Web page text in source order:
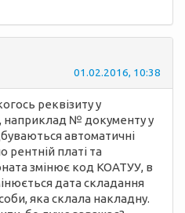
01.02.2016, 10:38
реквізиту у
наприклад № документу у
автоматичні
рентній платі та
змінює код КОАТУУ, в
дата складання
яка склала накладну.